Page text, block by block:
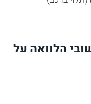
הלוואה על